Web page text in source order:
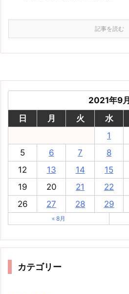
記事を読む
2021年9月
日
月 火 水
1
5
6 7 8
12
13 14 15
19
20 21 22
26
27 28 29
« 8月
カテゴリー